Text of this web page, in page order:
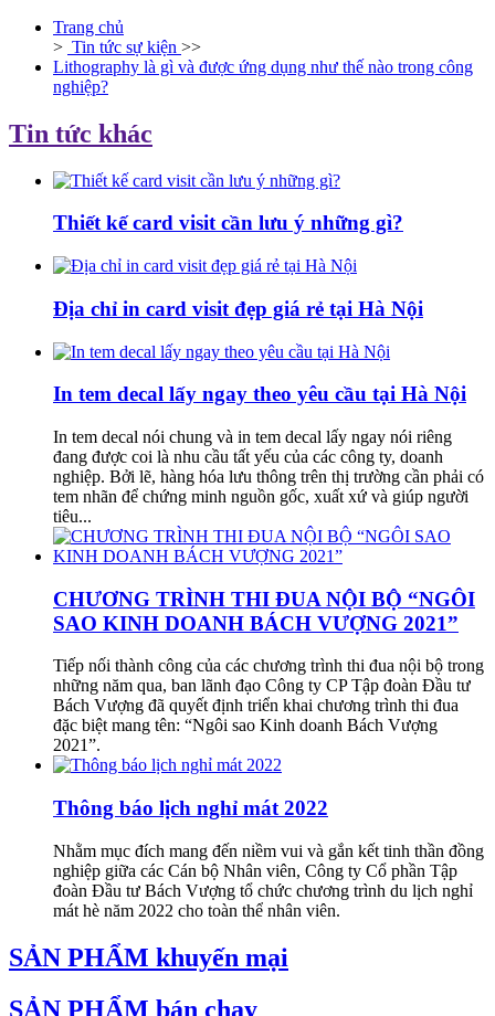
Trang chủ
> Tin tức sự kiện >>
Lithography là gì và được ứng dụng như thế nào trong công
nghiệp?
Tin tức khác
Thiết kế card visit cần lưu ý những gì?
Địa chỉ in card visit đẹp giá rẻ tại Hà Nội
In tem decal lấy ngay theo yêu cầu tại Hà Nội
In tem decal nói chung và in tem decal lấy ngay nói riêng
đang được coi là nhu cầu tất yếu của các công ty, doanh
nghiệp. Bởi lẽ, hàng hóa lưu thông trên thị trường cần phải có
tem nhãn để chứng minh nguồn gốc, xuất xứ và giúp người
tiêu...
CHƯƠNG TRÌNH THI ĐUA NỘI BỘ “NGÔI
SAO KINH DOANH BÁCH VƯỢNG 2021”
Tiếp nối thành công của các chương trình thi đua nội bộ trong
những năm qua, ban lãnh đạo Công ty CP Tập đoàn Đầu tư
Bách Vượng đã quyết định triển khai chương trình thi đua
đặc biệt mang tên: “Ngôi sao Kinh doanh Bách Vượng
2021”.
Thông báo lịch nghỉ mát 2022
Nhằm mục đích mang đến niềm vui và gắn kết tinh thần đồng
nghiệp giữa các Cán bộ Nhân viên, Công ty Cổ phần Tập
đoàn Đầu tư Bách Vượng tổ chức chương trình du lịch nghỉ
mát hè năm 2022 cho toàn thể nhân viên.
SẢN PHẨM khuyến mại
SẢN PHẨM bán chạy